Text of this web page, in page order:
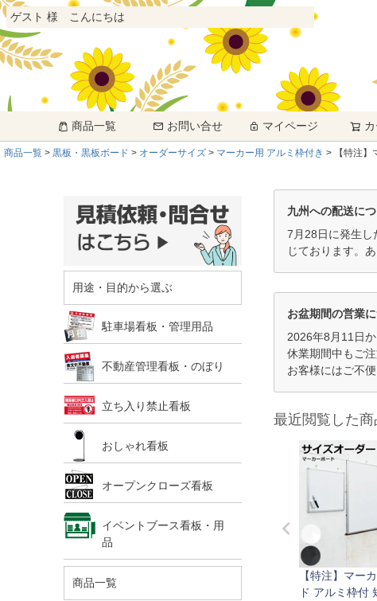
ゲスト 様 こんにちは
商品一覧 お問い合せ マイページ
商品一覧 黒板・黒板ボード オーダーサイズ マーカー用 アルミ枠付き 【特注
用途・目的から選ぶ
駐車場看板・管理用品
不動産管理看板・のぼり
立ち入り禁止看板
おしゃれ看板
オープンクローズ看板
イベントブース看板・用
品
商品一覧
九州への配送に
7月28日に発生し
じております。
お盆期間の営業
2026年8月11日
休業期間中もご
お客様にはご不
最近閲覧した商
【特注】マー
ド アルミ枠付